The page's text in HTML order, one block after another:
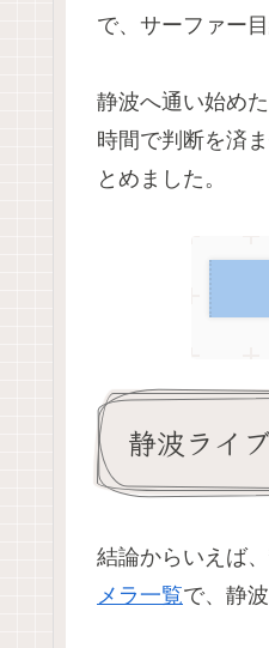
で、サーファー
静波へ通い始め
時間で判断を済
とめました。
静波ライ
結論からいえば
メラ一覧で、静